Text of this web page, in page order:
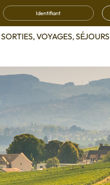
SORTIES, VOYAGES, SÉJOURS